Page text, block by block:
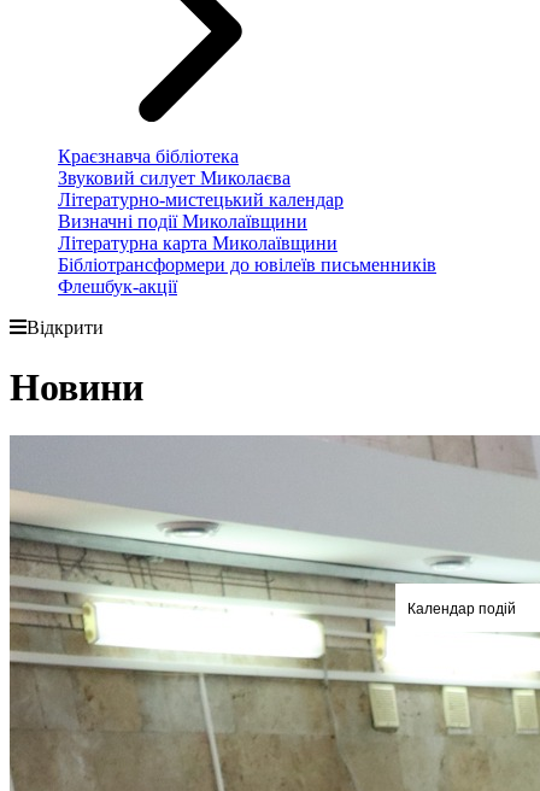
Краєзнавча бібліотека
Звуковий силует Миколаєва
Літературно-мистецький календар
Визначні події Миколаївщини
Літературна карта Миколаївщини
Бібліотрансформери до ювілеїв письменників
Флешбук-акції
Відкрити
Новини
Календар подій